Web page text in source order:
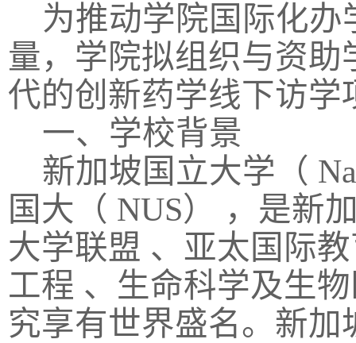
为推动学院国际化
量，学院拟组织与资
代的创新药学线下访学
一、学校背景
新加坡国立大学（
国大（ NUS） ，是新
大学联盟 、亚太国际
工程 、生命科学及生
究享有世界盛名。新加